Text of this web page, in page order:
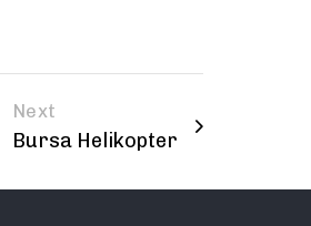
Next
Bursa Helikopter